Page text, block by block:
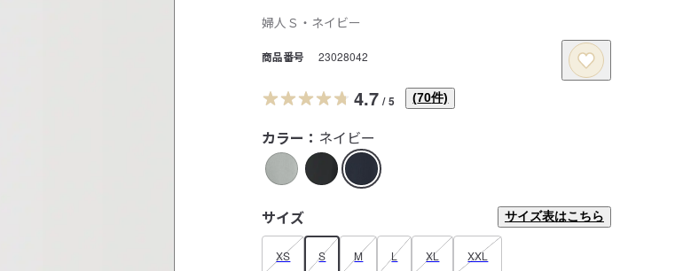
婦人Ｓ・ネイビー
商品番号 23028042
4.7 / 5 (70件)
カラー： ネイビー
サイズ サイズ表はこちら
XS S M L XL XXL